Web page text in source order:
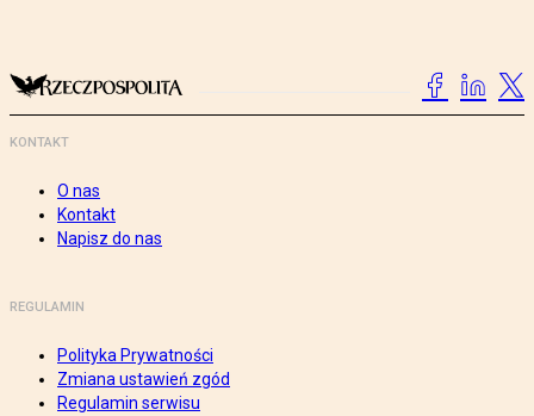
KONTAKT
O nas
Kontakt
Napisz do nas
REGULAMIN
Polityka Prywatności
Zmiana ustawień zgód
Regulamin serwisu